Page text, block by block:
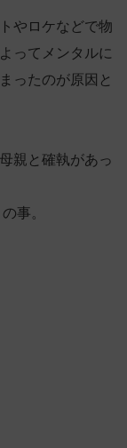
やロケなどで物
ってメンタルに
ったのが原因と
親と確執があっ
事。